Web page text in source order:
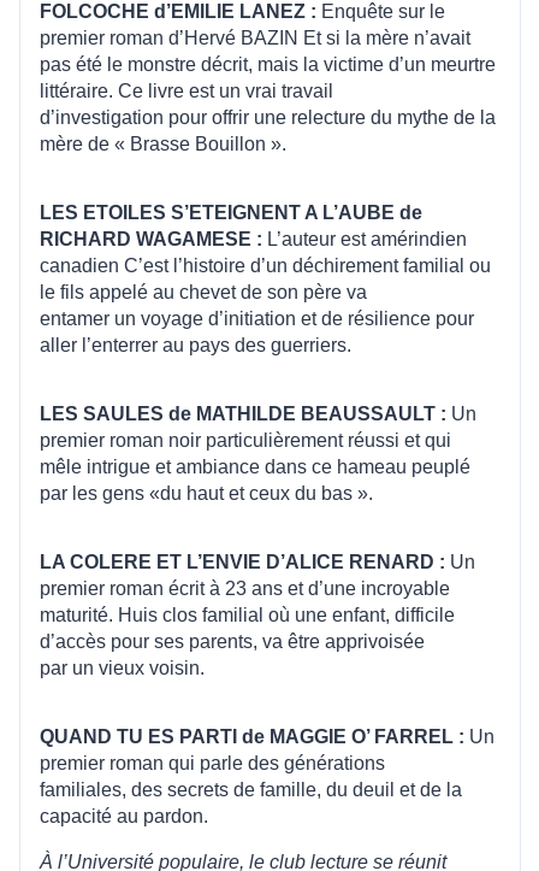
FOLCOCHE d’EMILIE LANEZ : Enquête sur le
premier roman d’Hervé BAZIN Et si la mère n’avait
pas été le monstre décrit, mais la victime d’un meurtre
littéraire. Ce livre est un vrai travail
d’investigation pour offrir une relecture du mythe de la
mère de « Brasse Bouillon ».
LES ETOILES S’ETEIGNENT A L’AUBE de
RICHARD WAGAMESE : L’auteur est amérindien
canadien C’est l’histoire d’un déchirement familial ou
le fils appelé au chevet de son père va
entamer un voyage d’initiation et de résilience pour
aller l’enterrer au pays des guerriers.
LES SAULES de MATHILDE BEAUSSAULT : Un
premier roman noir particulièrement réussi et qui
mêle intrigue et ambiance dans ce hameau peuplé
par les gens «du haut et ceux du bas ».
LA COLERE ET L’ENVIE D’ALICE RENARD : Un
premier roman écrit à 23 ans et d’une incroyable
maturité. Huis clos familial où une enfant, difficile
d’accès pour ses parents, va être apprivoisée
par un vieux voisin.
QUAND TU ES PARTI de MAGGIE O’ FARREL : Un
premier roman qui parle des générations
familiales, des secrets de famille, du deuil et de la
capacité au pardon.
À l’Université populaire, le club lecture se réunit